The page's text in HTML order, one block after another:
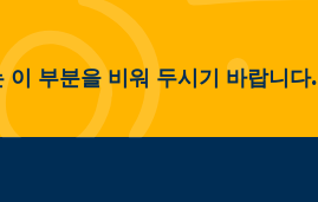
이 부분을 비워 두시기 바랍니다.